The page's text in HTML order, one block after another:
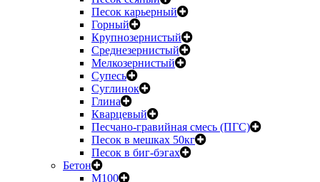
Песок карьерный
Горный
Крупнозернистый
Среднезернистый
Мелкозернистый
Супесь
Суглинок
Глина
Кварцевый
Песчано-гравийная смесь (ПГС)
Песок в мешках 50кг
Песок в биг-бэгах
Бетон
М100